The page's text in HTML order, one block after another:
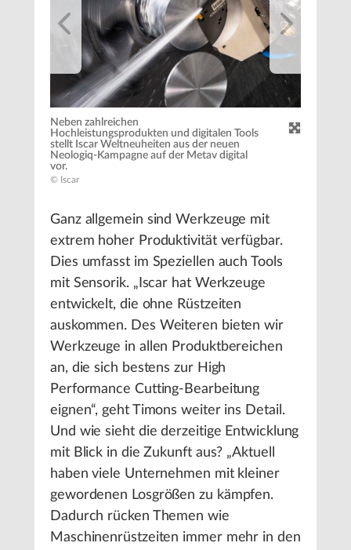
Neben zahlreichen
Hochleistungsprodukten und digitalen Tools
stellt Iscar Weltneuheiten aus der neuen
Neologiq-Kampagne auf der Metav digital
vor.
© Iscar
Ganz allgemein sind Werkzeuge mit
extrem hoher Produktivität verfügbar.
Dies umfasst im Speziellen auch Tools
mit Sensorik. „Iscar hat Werkzeuge
entwickelt, die ohne Rüstzeiten
auskommen. Des Weiteren bieten wir
Werkzeuge in allen Produktbereichen
an, die sich bestens zur High
Performance Cutting-Bearbeitung
eignen“, geht Timons weiter ins Detail.
Und wie sieht die derzeitige Entwicklung
mit Blick in die Zukunft aus? „Aktuell
haben viele Unternehmen mit kleiner
gewordenen Losgrößen zu kämpfen.
Dadurch rücken Themen wie
Maschinenrüstzeiten immer mehr in den